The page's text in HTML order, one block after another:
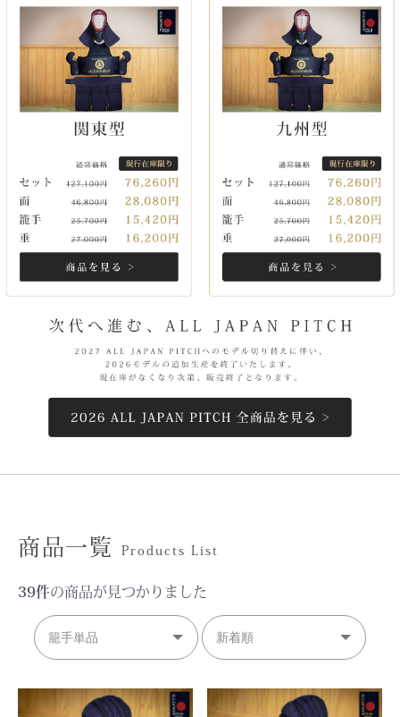
商品一覧 Products List
39件の商品が見つかりました